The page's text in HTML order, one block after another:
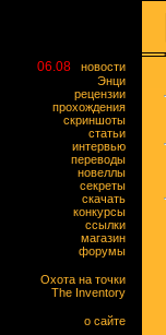
06.08
новости
Энци
рецензии
прохождения
скриншоты
статьи
интервью
переводы
новеллы
секреты
скачать
конкурсы
ссылки
магазин
форумы
Охота на точки
The Inventory
о сайте